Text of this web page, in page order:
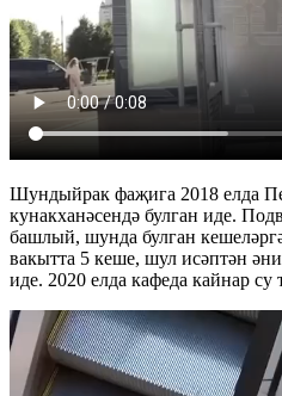
Шундыйрак фаҗига 2018 елда
кунакханәсендә булган иде.
башлый, шунда булган
вакытта 5 кеше, шул исәптән
иде. 2020 елда кафеда кайнар